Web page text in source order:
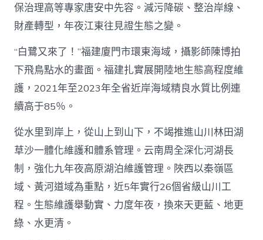
保治理高等專家唐安中先容。減污降碳、整治岸線、
財產轉型，年夜江東往見證生態之變。
“白鷺又來了！”福建廈門市環東海域，攝影師陳博拍
下飛鳥點水的畫面。福建扎實展開陸地生態高程度維
護，2021年至2023年全省近岸海域精良水質比例連
續高于85％。
從水里到岸上，從山上到山下，不竭推進山川林田湖
草沙一體化維護和體系管理。云南周全深化河湖長
制，強化九年夜高原湖泊維護管理。陜西以秦嶺區
域、黃河道域為重點，近5年實行26個省級山川工
程。生態維護舉動實、力度年夜，換來天更藍、地更
綠、水更清。